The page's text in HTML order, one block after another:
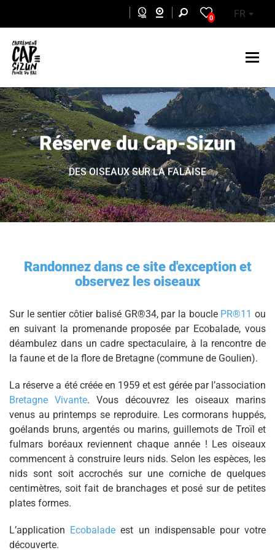
0 FR
Réserve du Cap-Sizun
DES OISEAUX SUR LA FALAISE
Randonnez dans ce site d'exception et
observez les oiseaux
Sur le sentier côtier balisé GR®34, par la boucle PR®11ou
en suivant la promenande proposée par Ecobalade, vous
déambulez dans un cadre spectaculaire, à la rencontre de
la faune et de la flore de Bretagne (commune de Goulien).
La réserve a été créée en 1959 et est gérée par l’association
Bretagne Vivante. Vous découvrez les oiseaux marins
venus au printemps se reproduire. Les cormorans huppés,
goélands bruns, argentés ou marins, guillemots de Troïl et
fulmars boréaux reviennent chaque année ! Les oiseaux
commencent à construire leurs nids. Selon les espèces, les
nids sont soit accrochés sur une corniche de quelques
centimètres, soit fait de branchages et posé sur de petites
plates formes.
L’application Ecobalade est un indispensable pour votre
découverte.